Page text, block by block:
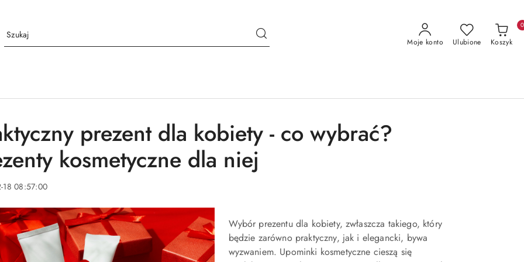
Moje konto Ulubione Koszyk
0
prezent dla kobiety - co wybrać?
kosmetyczne dla niej
18 08:57:00
Wybór prezentu dla kobiety, zwłaszcza takiego, który
będzie zarówno praktyczny, jak i elegancki, bywa
wyzwaniem. Upominki kosmetyczne cieszą się